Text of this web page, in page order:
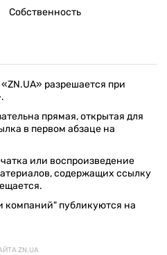
Собственность
разрешается при
прямая, открытая для
в первом абзаце на
или воспроизведение
содержащих ссылку
компаний" публикуются на
ZN.UA